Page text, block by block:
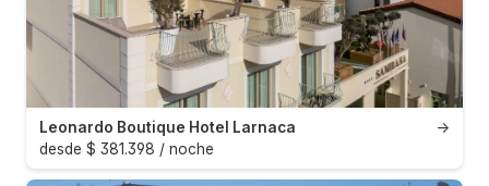
→
Leonardo Boutique Hotel Larnaca
desde $ 381.398 / noche